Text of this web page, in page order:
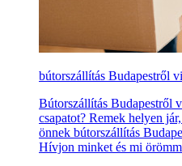
bútorszállítás Budapestről
Bútorszállítás Budapestről
csapatot? Remek helyen
önnek bútorszállítás
Hívjon minket és mi